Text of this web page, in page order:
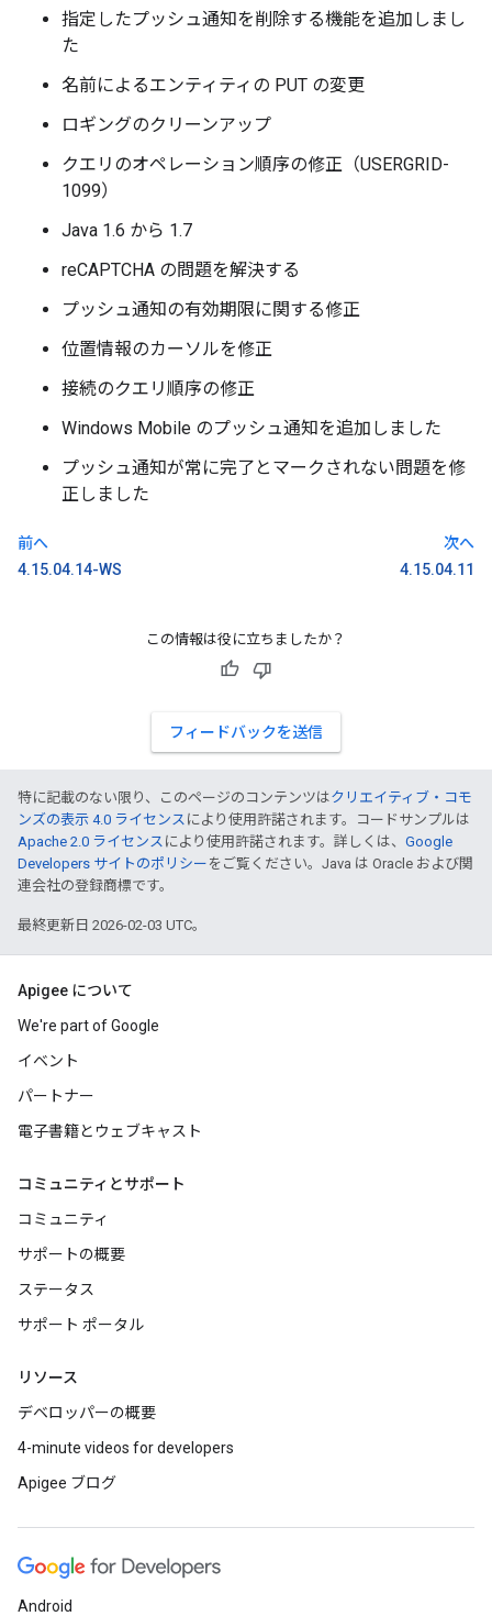
指定したプッシュ通知を削除する機能を追加しまし
た
名前によるエンティティの PUT の変更
ロギングのクリーンアップ
クエリのオペレーション順序の修正（USERGRID-
1099）
Java 1.6 から 1.7
reCAPTCHA の問題を解決する
プッシュ通知の有効期限に関する修正
位置情報のカーソルを修正
接続のクエリ順序の修正
Windows Mobile のプッシュ通知を追加しました
プッシュ通知が常に完了とマークされない問題を修
正しました
前へ
4.15.04.14-WS
次へ
4.15.04.11
この情報は役に立ちましたか？
フィードバックを送信
特に記載のない限り、このページのコンテンツはクリエイティブ・コモ
ンズの表示 4.0 ライセンス により使用許諾されます。コードサンプルは
Apache 2.0 ライセンス により使用許諾されます。詳しくは、 Google
Developers サイトのポリシー をご覧ください。Java は Oracle および関
連会社の登録商標です。
最終更新日 2026-02-03 UTC。
Apigee について
We're part of Google
イベント
パートナー
電子書籍とウェブキャスト
コミュニティとサポート
コミュニティ
サポートの概要
ステータス
サポート ポータル
リソース
デベロッパーの概要
4-minute videos for developers
Apigee ブログ
Android